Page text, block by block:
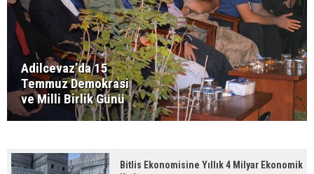
Adilcevaz’da 15
Temmuz Demokrasi
ve Milli Birlik Günü
Bitlis Ekonomisine Yıllık 4 Milyar Ekonomik